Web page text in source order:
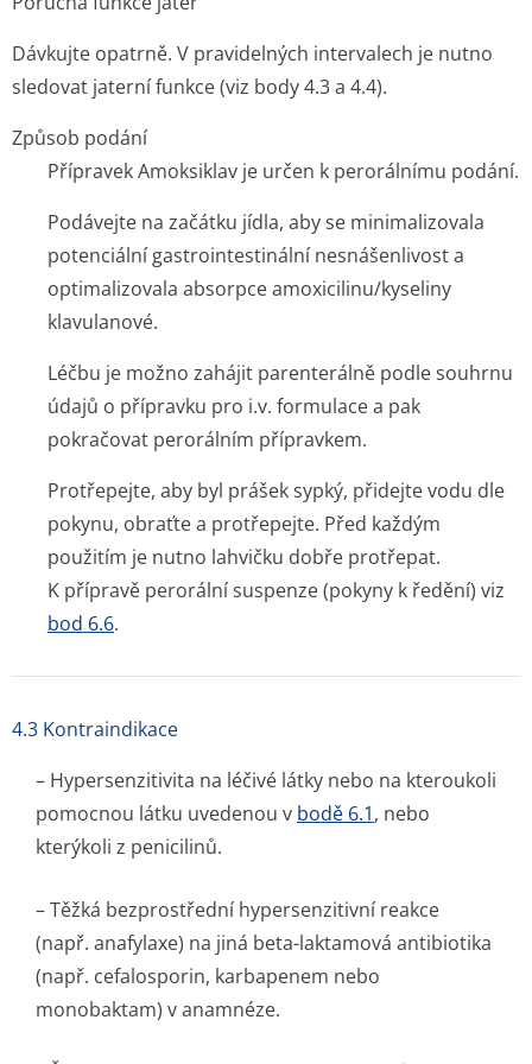
Dávkujte opatrně. V pravidelných intervalech je nutno
sledovat jaterní funkce (viz body 4.3 a 4.4).
Způsob podání
Přípravek Amoksiklav je určen k perorálnímu podání.
Podávejte na začátku jídla, aby se minimalizovala
potenciální gastrointestinální nesnášenlivost a
optimalizovala absorpce amoxicilinu/ky­seliny
klavulanové.
Léčbu je možno zahájit parenterálně podle souhrnu
údajů o přípravku pro i.v. formulace a pak
pokračovat perorálním přípravkem.
Protřepejte, aby byl prášek sypký, přidejte vodu dle
pokynu, obraťte a protřepejte. Před každým
použitím je nutno lahvičku dobře protřepat.
K přípravě perorální suspenze (pokyny k ředění) viz
bod 6.6.
4.3 Kontraindikace
– Hypersenzitivita na léčivé látky nebo na kteroukoli
pomocnou látku uvedenou v bodě 6.1, nebo
kterýkoli z penicilinů.
– Těžká bezprostřední hypersenzitivní reakce
(např. anafylaxe) na jiná beta-laktamová antibiotika
(např. cefalosporin, karbapenem nebo
monobaktam) v anamnéze.